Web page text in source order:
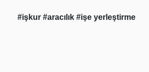
#işkur #aracılık #işe yerleştirme